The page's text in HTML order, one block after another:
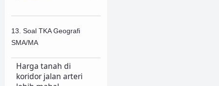
13. Soal TKA Geografi
SMA/MA
Harga tanah di
koridor jalan arteri